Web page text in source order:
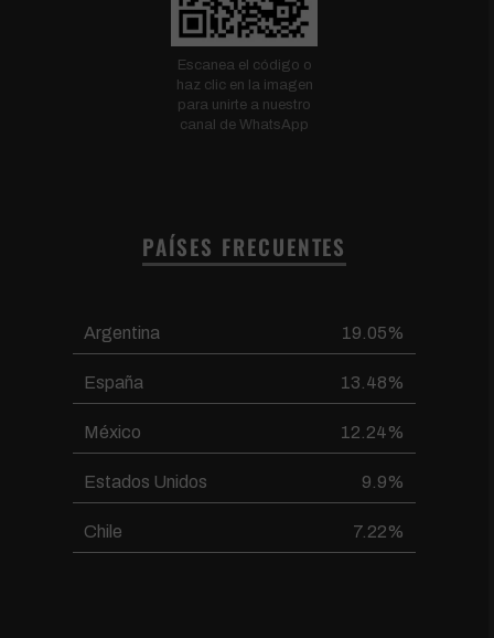
Escanea el código o
haz clic en la imagen
para unirte a nuestro
canal de WhatsApp
PAÍSES FRECUENTES
Argentina 19.05%
España 13.48%
México 12.24%
Estados Unidos 9.9%
Chile 7.22%